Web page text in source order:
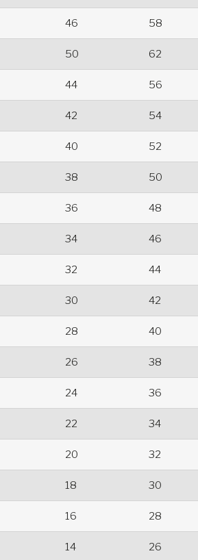
46 58
50 62
44 56
42 54
40 52
38 50
36 48
34 46
32 44
30 42
28 40
26 38
24 36
22 34
20 32
18 30
16 28
14 26